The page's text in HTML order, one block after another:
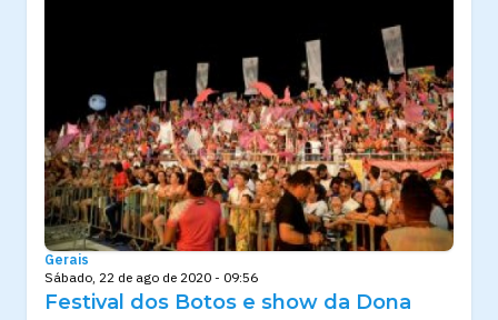
Gerais
Sábado, 22 de ago de 2020 - 09:56
Festival dos Botos e show da Dona